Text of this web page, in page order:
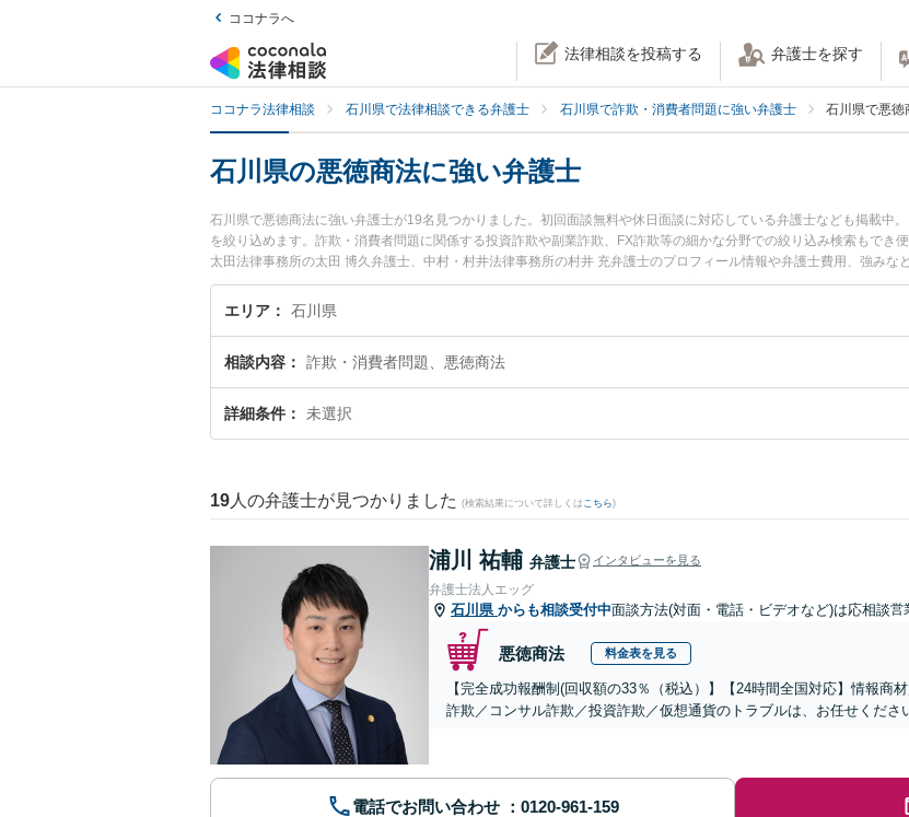
ココナラへ
法律相談を投稿する 弁護士を探す
ココナラ法律相談 石川県で法律相談できる弁護士 石川県で詐欺・消費者問題に強い弁護士 石川県で悪徳
石川県の悪徳商法に強い弁護士
石川県で悪徳商法に強い弁護士が19名見つかりました。初回面談無料や休日面談に対応している弁護士なども掲載中
を絞り込めます。詐欺・消費者問題に関係する投資詐欺や副業詐欺、FX詐欺等の細かな分野での絞り込み検索もでき
太田法律事務所の太田 博久弁護士、中村・村井法律事務所の村井 充弁護士のプロフィール情報や弁護士費用、強み
徳商法のトラブルを今すぐに弁護士に相談したい』『悪徳商法のトラブル解決の実績豊富な近くの弁護士を検索した
護士に相談予約したい』などでお困りの相談者さんにおすすめです。
エリア 石川県
相談内容 詐欺・消費者問題、悪徳商法
詳細条件 未選択
19 人の弁護士が見つかりました (検索結果について詳しくは こちら)
浦川 祐輔 弁護士 インタビューを見る
弁護士法人エッグ
石川県 からも相談受付中面談方法(対面・電話・ビデオなど)は応相談営
悪徳商法 料金表を見る
【完全成功報酬制(回収額の33％（税込）】【24時間全国対応】情報商
詐欺／コンサル詐欺／投資詐欺／仮想通貨のトラブルは、お任せくださ
電話でお問い合わせ